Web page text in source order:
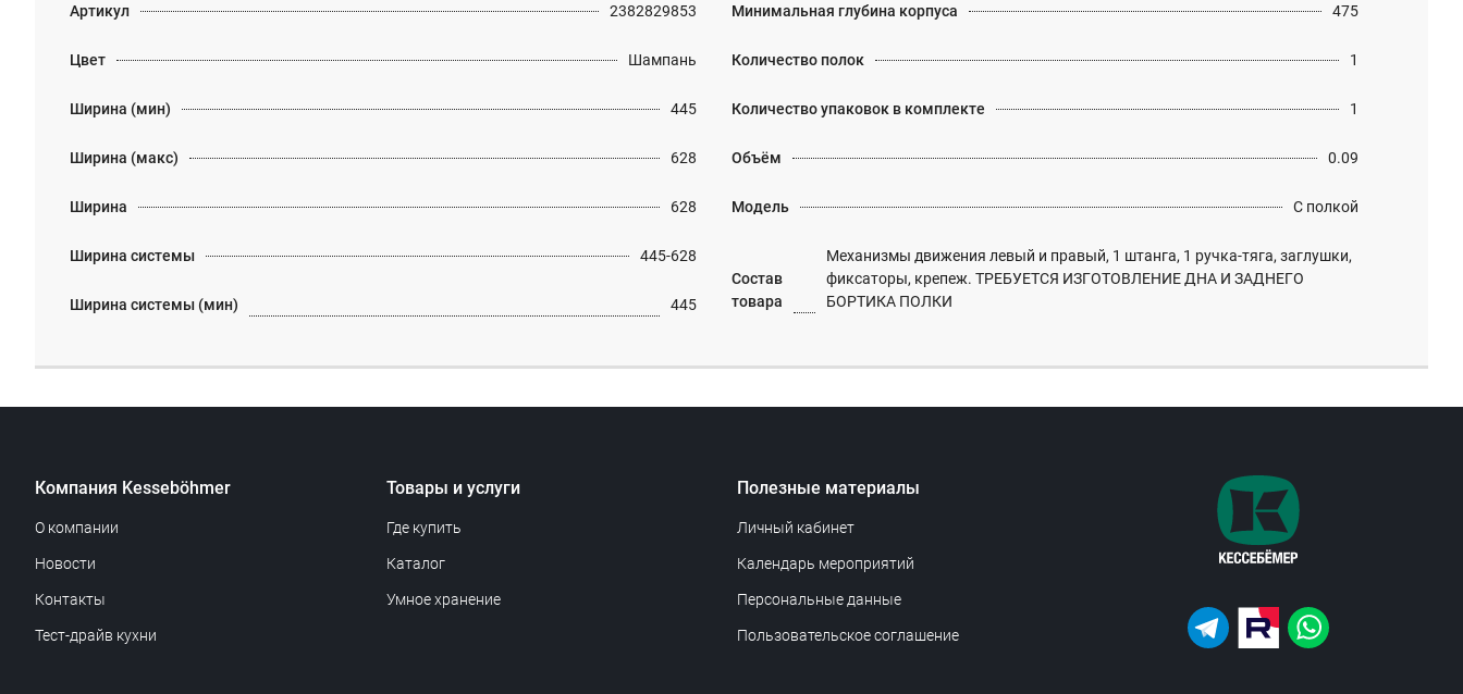
Артикул 2382829853
Цвет Шампань
Ширина (мин) 445
Ширина (макс) 628
Ширина 628
Ширина системы 445-628
Ширина системы (мин) 445
Минимальная глубина корпуса 475
Количество полок 1
Количество упаковок в комплекте 1
Объём 0.09
Модель С полкой
Состав
товара
Механизмы движения левый и правый, 1 штанга, 1 ручка-тяга, заглушки,
фиксаторы, крепеж. ТРЕБУЕТСЯ ИЗГОТОВЛЕНИЕ ДНА И ЗАДНЕГО
БОРТИКА ПОЛКИ
Компания Kesseböhmer
О компании
Новости
Контакты
Тест-драйв кухни
Товары и услуги
Где купить
Каталог
Умное хранение
Полезные материалы
Личный кабинет
Календарь мероприятий
Персональные данные
Пользовательское соглашение